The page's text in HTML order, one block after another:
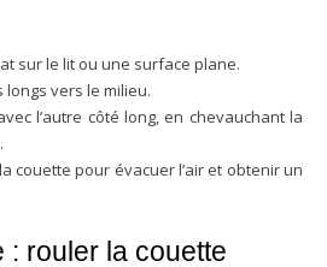
sur le lit ou une surface plane.
longs vers le milieu.
l’autre côté long, en chevauchant la
couette pour évacuer l’air et obtenir un
: rouler la couette